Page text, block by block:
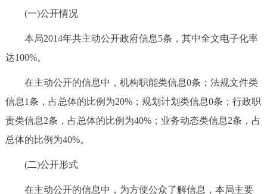
多语种
ENGLISH 한국어 日本語
DEUTSCH FRANÇAIS РУССКИЙ ЯЗЫК
ESPAÑOL
(一)公开情况
本局2014年共主动公开政府信息5条，其中全文电子化率
达100%。
在主动公开的信息中，机构职能类信息0条；法规文件类
信息1条，占总体的比例为20%；规划计划类信息0条；行政职
责类信息2条，占总体的比例为40%；业务动态类信息2条，占
总体的比例为40%。
(二)公开形式
在主动公开的信息中，为方便公众了解信息，本局主要